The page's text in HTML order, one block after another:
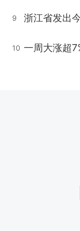
9 浙江省发出
10 一周大涨超